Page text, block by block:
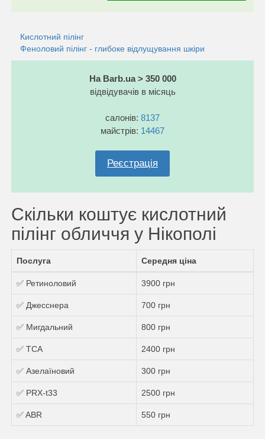
Кислотний пілінг
Феноловий пілінг - глибоке відлущування шкіри
На Barb.ua > 350 000
відвідувачів в місяць
салонів: 8137
майстрів: 14467
Реєстрація
Скільки коштує кислотний
пілінг обличчя у Нікополі
Послуга Середня ціна
✅ Ретиноловий 3900 грн
✅ Джесснера 700 грн
✅ Мигдальний 800 грн
✅ ТСА 2400 грн
✅ Азелаїновий 300 грн
✅ PRX-t33 2500 грн
✅ ABR 550 грн